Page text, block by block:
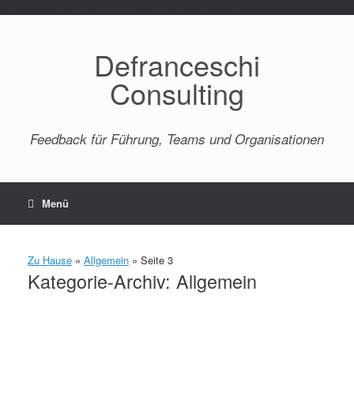
Defranceschi
Consulting
Feedback für Führung, Teams und Organisationen
Menü
Zu Hause » Allgemein » Seite 3
Kategorie-Archiv: Allgemein